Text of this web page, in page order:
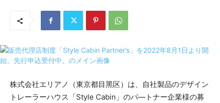
株式会社エリアノ（東京都⽬⿊区）は、自社製品のデザイン
トレーラーハウス「Style Cabin」のパ―トナー企業様の募